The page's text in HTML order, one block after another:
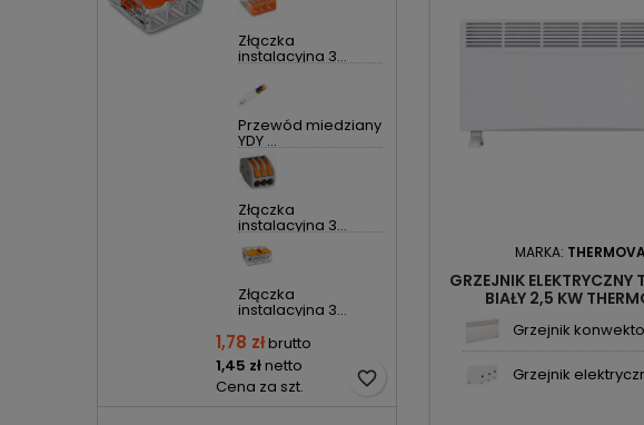
Złączka
instalacyjna 3...
Przewód miedziany
YDY ...
Złączka
instalacyjna 3...
Złączka
instalacyjna 3...
1,78 złbrutto
1,45 złnetto
Cena za szt.
favorite_border
MARKA:
GRZEJNIK
BIAŁY 2,5 KW
Grzejnik
Grzejnik